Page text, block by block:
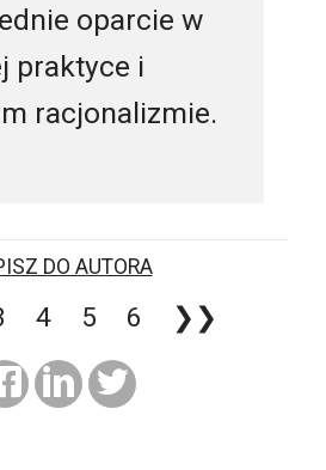
oparcie w
praktyce i
racjonalizmie.
DO AUTORA
4 5 6 ❯❯